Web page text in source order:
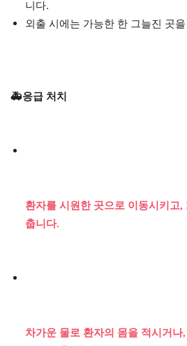
니다.
외출 시에는 가능한 한 그늘진 곳
🚑응급 처치
환자를 시원한 곳으로 이동시키고
춥니다.
차가운 물로 환자의 몸을 적시거나